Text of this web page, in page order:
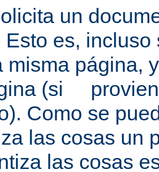
un
Esto es,
misma página,
(si
Como se
las cosas un
las cosas